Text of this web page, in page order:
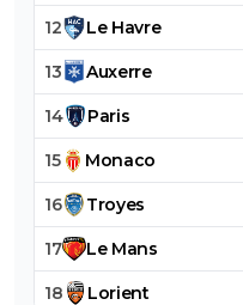
12 Le Havre
13 Auxerre
14 Paris
15 Monaco
16 Troyes
17 Le Mans
18 Lorient